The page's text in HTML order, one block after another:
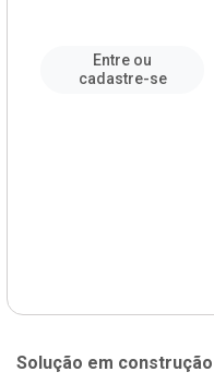
Entre ou
cadastre-se
Solução em construção